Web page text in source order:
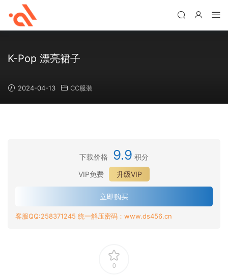
K-Pop 漂亮裙子
2024-04-13 CC服装
下载价格 9.9 积分
VIP免费
升级VIP
立即购买
客服QQ:258371245 统一解压密码：www.ds456.cn
0